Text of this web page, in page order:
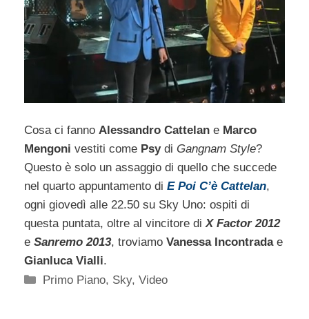
Cosa ci fanno Alessandro Cattelan e Marco
Mengoni vestiti come Psydi Gangnam Style?
Questo è solo un assaggio di quello che succede
nel quarto appuntamento di E Poi C’è Cattelan,
ogni giovedì alle 22.50 su Sky Uno: ospiti di
questa puntata, oltre al vincitore di X Factor 2012
e Sanremo 2013, troviamo Vanessa Incontradae
Gianluca Vialli.
Categorie
Primo Piano, Sky,Video